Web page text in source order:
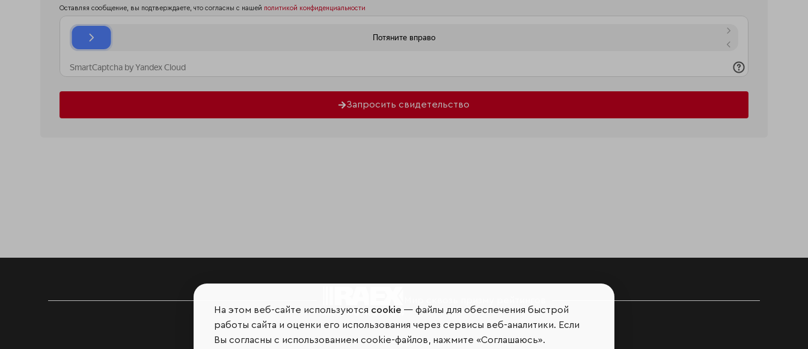
Оставляя сообщение, вы подтверждаете, что согласны с нашей политикой конфиденциальности
Запросить свидетельство
На этом веб-сайте используются cookie — файлы для обеспечения быстрой
работы сайта и оценки его использования через сервисы веб-аналитики. Если
Вы согласны с использованием cookie-файлов, нажмите «Соглашаюсь».